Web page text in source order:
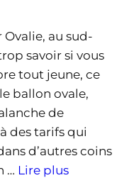
au sud-
savoir si vous
tout jeune, ce
ballon ovale,
de
des tarifs qui
d’autres coins
… Lire plus